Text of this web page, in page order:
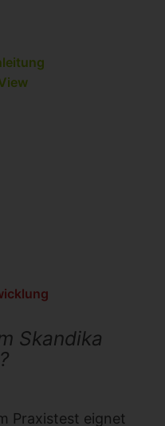
Skandika
Praxistest eignet